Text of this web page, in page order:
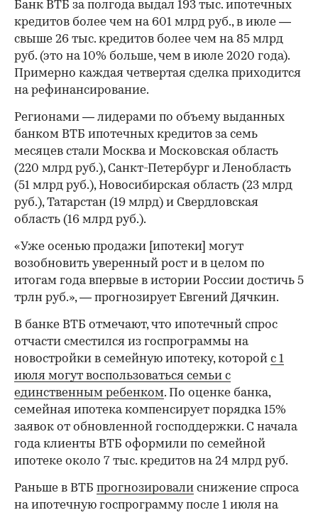
Банк ВТБ за полгода выдал 193 тыс. ипотечных
кредитов более чем на 601 млрд руб., в июле —
свыше 26 тыс. кредитов более чем на 85 млрд
руб. (это на 10% больше, чем в июле 2020 года).
Примерно каждая четвертая сделка приходится
на рефинансирование.
Регионами — лидерами по объему выданных
банком ВТБ ипотечных кредитов за семь
месяцев стали Москва и Московская область
(220 млрд руб.), Санкт-Петербург и Ленобласть
(51 млрд руб.), Новосибирская область (23 млрд
руб.), Татарстан (19 млрд) и Свердловская
область (16 млрд руб.).
«Уже осенью продажи [ипотеки] могут
возобновить уверенный рост и в целом по
итогам года впервые в истории России достичь 5
трлн руб.», — прогнозирует Евгений Дячкин.
В банке ВТБ отмечают, что ипотечный спрос
отчасти сместился из госпрограммы на
новостройки в семейную ипотеку, которой с 1
июля могут воспользоваться семьи с
единственным ребенком. По оценке банка,
семейная ипотека компенсирует порядка 15%
заявок от обновленной господдержки. С начала
года клиенты ВТБ оформили по семейной
ипотеке около 7 тыс. кредитов на 24 млрд руб.
Раньше в ВТБ прогнозировали снижение спроса
на ипотечную госпрограмму после 1 июля на